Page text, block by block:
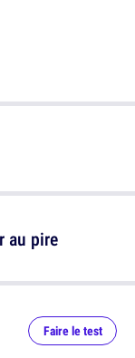
au pire
Faire le test